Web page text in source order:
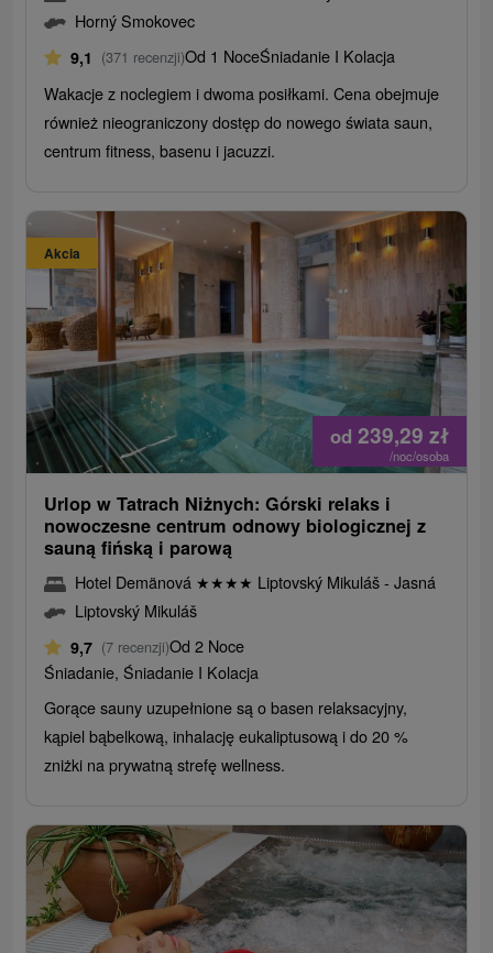
Horný Smokovec
9,1 (371 recenzji)Od 1 NoceŚniadanie I Kolacja
Wakacje z noclegiem i dwoma posiłkami. Cena obejmuje
również nieograniczony dostęp do nowego świata saun,
centrum fitness, basenu i jacuzzi.
Akcia
od 239,29 zł
/noc/osoba
Urlop w Tatrach Niżnych: Górski relaks i
nowoczesne centrum odnowy biologicznej z
sauną fińską i parową
Hotel Demänová ★★★★ Liptovský Mikuláš - Jasná
Liptovský Mikuláš
9,7 (7 recenzji)Od 2 Noce
Śniadanie, Śniadanie I Kolacja
Gorące sauny uzupełnione są o basen relaksacyjny,
kąpiel bąbelkową, inhalację eukaliptusową i do 20 %
zniżki na prywatną strefę wellness.